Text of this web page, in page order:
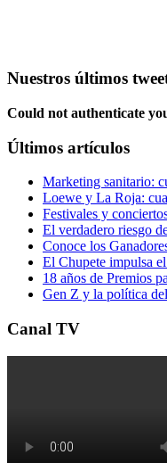
Nuestros últimos
Could not authenticate
Últimos artículos
Marketing sanitario:
Loewe y La Roja:
Festivales y
El verdadero riesgo
Conoce los
El Chupete impulsa
18 años de Premios
Gen Z y la política
Canal TV